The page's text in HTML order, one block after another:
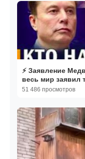
⚡️ Заявление
весь мир заявил
51 486 просмотров